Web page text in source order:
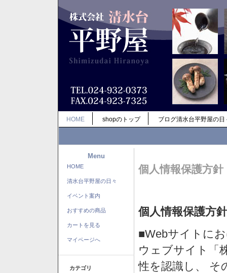
HOME shopのトップ ブログ清水台平野屋の日
Menu
HOME
清水台平野屋の日々
イベント案内
おすすめの商品
カートを見る
マイページへ
カテゴリ
個人情報保護方針
個人情報保護方針
■Webサイトに
ウェブサイト「
性を認識し、 そ